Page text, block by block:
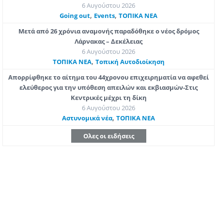
6 Αυγούστου 2026
Going out, Εvents, ΤΟΠΙΚΑ ΝΕΑ
Μετά από 26 χρόνια αναμονής παραδόθηκε ο νέος δρόμος
Λάρνακας – Δεκέλειας
6 Αυγούστου 2026
ΤΟΠΙΚΑ ΝΕΑ, Τοπική Αυτοδιοίκηση
Απορρίφθηκε το αίτημα του 44χρονου επιχειρηματία να αφεθεί
ελεύθερος για την υπόθεση απειλών και εκβιασμών-Στις
Κεντρικές μέχρι τη δίκη
6 Αυγούστου 2026
Aστυνομικά νέα, ΤΟΠΙΚΑ ΝΕΑ
Ολες οι ειδήσεις